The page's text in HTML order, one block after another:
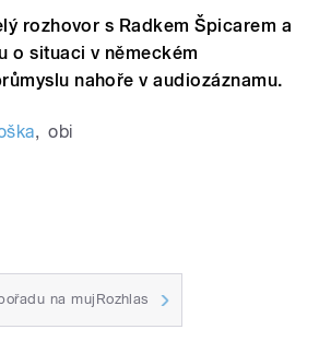
rozhovor s Radkem Špicarem a
o situaci v německém
nahoře v audiozáznamu.
, obi
na mujRozhlas